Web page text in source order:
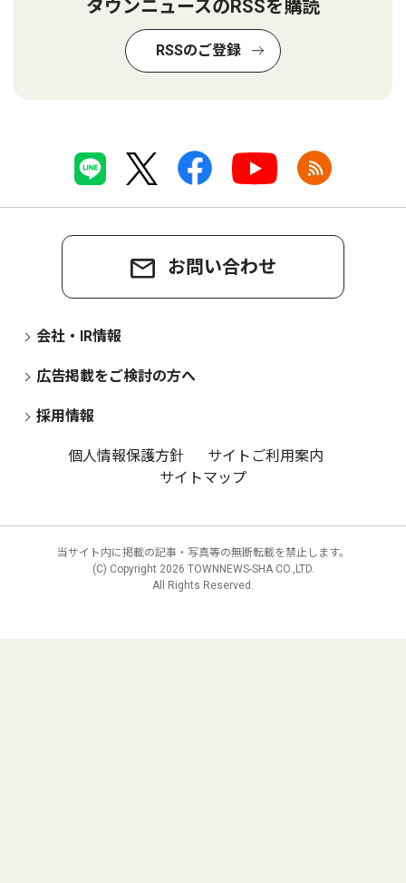
タウンニュースのRSSを購読
RSSのご登録
お問い合わせ
会社・IR情報
広告掲載をご検討の方へ
採用情報
個人情報保護方針
サイトご利用案内
サイトマップ
当サイト内に掲載の記事・写真等の無断転載を禁止します。
(C) Copyright 2026 TOWNNEWS-SHA CO.,LTD.
All Rights Reserved.